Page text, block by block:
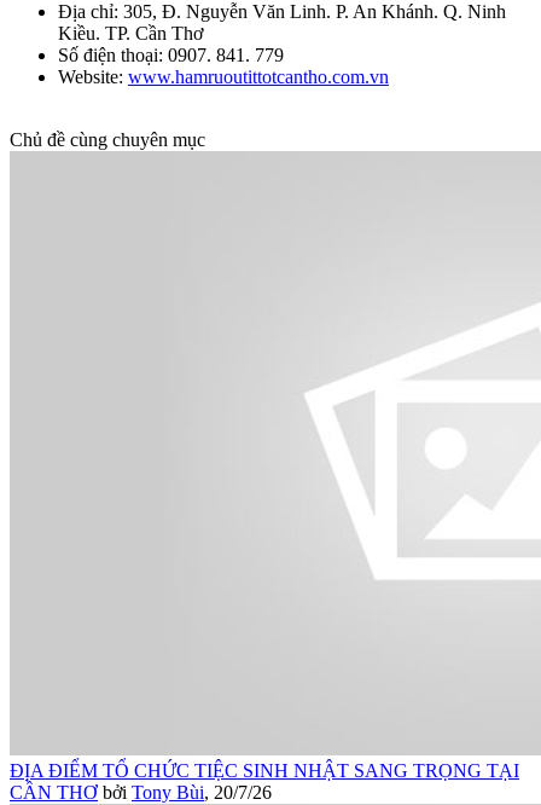
Địa chỉ: 305, Đ. Nguyễn Văn Linh. P. An Khánh. Q. Ninh
Kiều. TP. Cần Thơ
Số điện thoại: 0907. 841. 779
Website: www.hamruoutittotcantho.com.vn
Chủ đề cùng chuyên mục
ĐỊA ĐIỂM TỔ CHỨC TIỆC SINH NHẬT SANG TRỌNG TẠI
CẦN THƠ bởi Tony Bùi, 20/7/26